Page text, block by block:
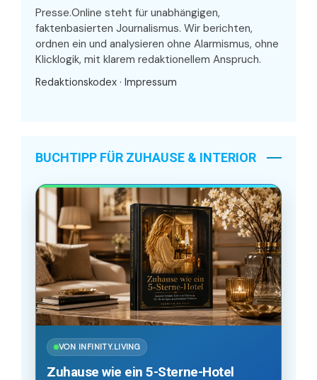
Presse.Online steht für unabhängigen,
faktenbasierten Journalismus. Wir berichten,
ordnen ein und analysieren ohne Alarmismus, ohne
Klicklogik, mit klarem redaktionellem Anspruch.
Redaktionskodex · Impressum
BUCHTIPP FÜR ZUHAUSE & INTERIOR
VON INFINITY.LIVING
Zuhause wie ein 5-Sterne-Hotel